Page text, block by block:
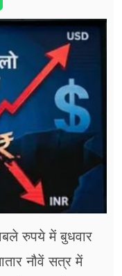
रुपये में बुधवार
नौवें सत्र में